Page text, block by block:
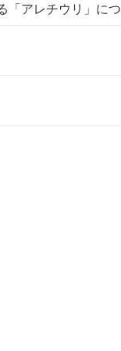
「アレチウリ」に